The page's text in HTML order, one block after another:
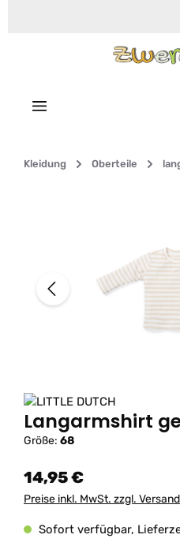
Kleidung Oberteile
Langarmshirt
Größe: 68
14,95 €
Preise inkl. MwSt. zzgl.
Sofort verfügbar,